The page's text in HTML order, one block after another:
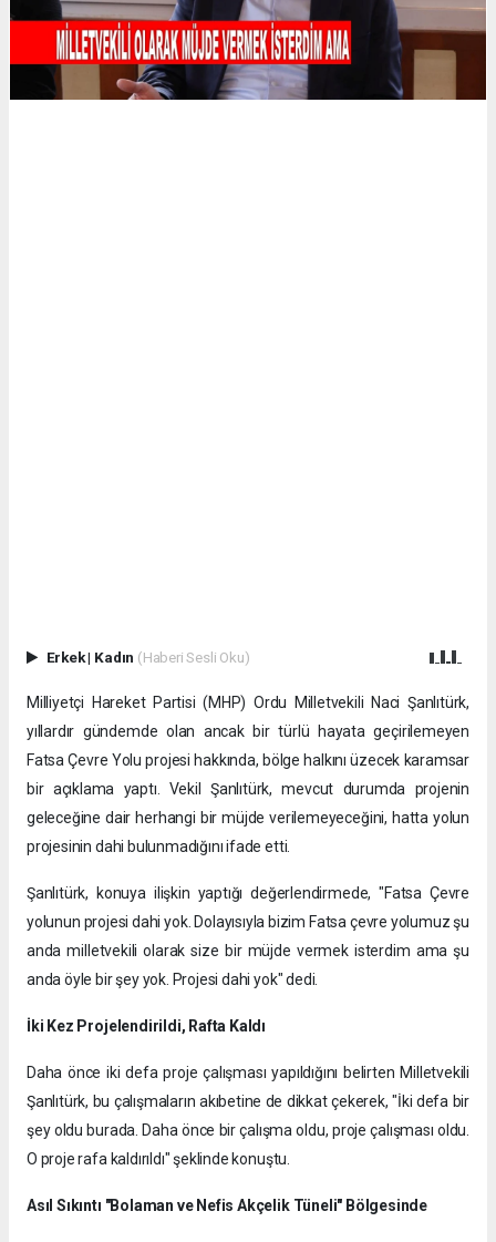
Erkek| Kadın (Haberi Sesli Oku)
Milliyetçi Hareket Partisi (MHP) Ordu Milletvekili Naci Şanlıtürk,
yıllardır gündemde olan ancak bir türlü hayata geçirilemeyen
Fatsa Çevre Yolu projesi hakkında, bölge halkını üzecek karamsar
bir açıklama yaptı. Vekil Şanlıtürk, mevcut durumda projenin
geleceğine dair herhangi bir müjde verilemeyeceğini, hatta yolun
projesinin dahi bulunmadığını ifade etti.
Şanlıtürk, konuya ilişkin yaptığı değerlendirmede, "Fatsa Çevre
yolunun projesi dahi yok. Dolayısıyla bizim Fatsa çevre yolumuz şu
anda milletvekili olarak size bir müjde vermek isterdim ama şu
anda öyle bir şey yok. Projesi dahi yok" dedi.
İki Kez Projelendirildi, Rafta Kaldı
Daha önce iki defa proje çalışması yapıldığını belirten Milletvekili
Şanlıtürk, bu çalışmaların akıbetine de dikkat çekerek, "İki defa bir
şey oldu burada. Daha önce bir çalışma oldu, proje çalışması oldu.
O proje rafa kaldırıldı" şeklinde konuştu.
Asıl Sıkıntı "Bolaman ve Nefis Akçelik Tüneli" Bölgesinde